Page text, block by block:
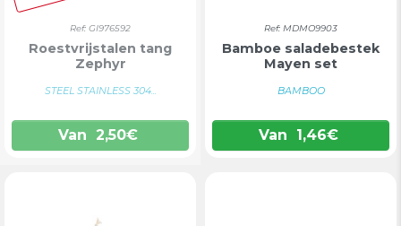
Ref: GI976592
Roestvrijstalen tang
Zephyr
STEEL STAINLESS 304...
Van 2,50€
Ref: MDMO9903
Bamboe saladebestek
Mayen set
BAMBOO
Van 1,46€